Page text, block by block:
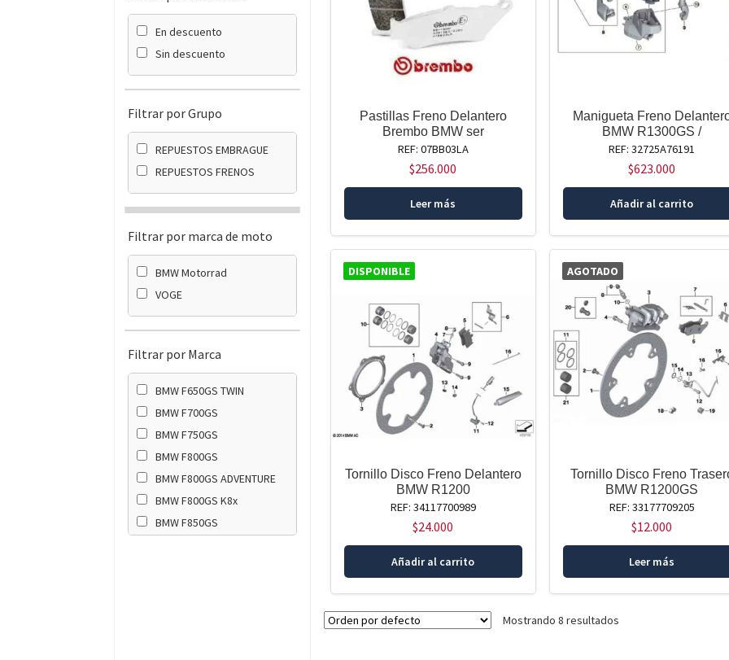
En descuento
Sin descuento
Filtrar por Grupo
REPUESTOS EMBRAGUE
REPUESTOS FRENOS
Filtrar por marca de moto
BMW Motorrad
VOGE
Filtrar por Marca
BMW F650GS TWIN
BMW F700GS
BMW F750GS
BMW F800GS
BMW F800GS ADVENTURE
BMW F800GS K8x
BMW F850GS
Pastillas Freno Delantero
Brembo BMW ser
REF: 07BB03LA
$256.000
Leer más
Manigueta Freno
BMW R1300GS /
REF: 32725A76191
$623.000
Añadir al carrito
DISPONIBLE
Tornillo Disco Freno Delantero
BMW R1200
REF: 34117700989
$24.000
Añadir al carrito
AGOTADO
Tornillo Disco Freno
BMW R1200GS
REF: 33177709205
$12.000
Leer más
Mostrando 8 resultados